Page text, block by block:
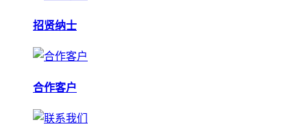
招贤纳士
合作客户